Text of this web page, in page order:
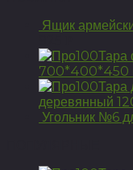
Ящик
700*400*450
деревянный
Угольник №6